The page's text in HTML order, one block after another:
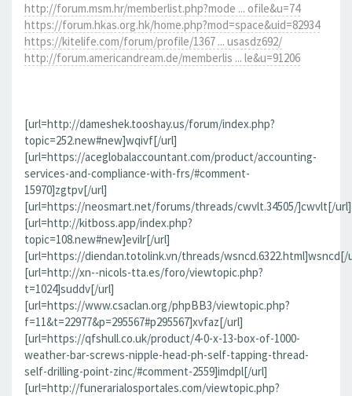
http://forum.msm.hr/memberlist.php?mode ... ofile&u=74
https://forum.hkas.org.hk/home.php?mod=space&uid=82934
https://kitelife.com/forum/profile/1367 ... usasdz692/
http://forum.americandream.de/memberlis ... le&u=91206
[url=http://dameshek.tooshay.us/forum/index.php?
topic=252.new#new]wqivf[/url]
[url=https://aceglobalaccountant.com/product/accounting-
services-and-compliance-with-frs/#comment-
15970]zgtpv[/url]
[url=https://neosmart.net/forums/threads/cwvlt.34505/]cwvlt[/url]
[url=http://kitboss.app/index.php?
topic=108.new#new]evilr[/url]
[url=https://diendan.totolink.vn/threads/wsncd.6322.html]wsncd[/
[url=http://xn--nicols-tta.es/foro/viewtopic.php?
t=1024]suddv[/url]
[url=https://www.csaclan.org/phpBB3/viewtopic.php?
f=11&t=22977&p=295567#p295567]xvfaz[/url]
[url=https://qfshull.co.uk/product/4-0-x-13-box-of-1000-
weather-bar-screws-nipple-head-ph-self-tapping-thread-
self-drilling-point-zinc/#comment-2559]imdpl[/url]
[url=http://funerarialosportales.com/viewtopic.php?